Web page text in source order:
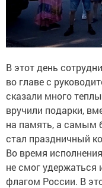
В этот день
во главе с
сказали много
вручили подарки,
на память, а самым
стал праздничный
Во время
не смог удержаться
флагом России. В